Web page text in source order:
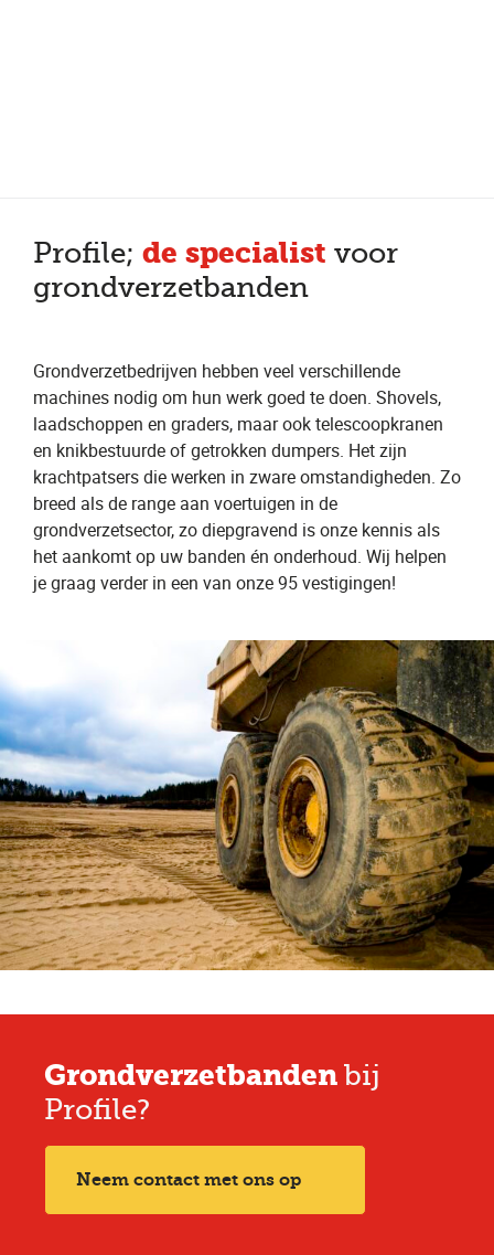
Profile; de specialist voor
grondverzetbanden
Grondverzetbedrijven hebben veel verschillende
machines nodig om hun werk goed te doen. Shovels,
laadschoppen en graders, maar ook telescoopkranen
en knikbestuurde of getrokken dumpers. Het zijn
krachtpatsers die werken in zware omstandigheden. Zo
breed als de range aan voertuigen in de
grondverzetsector, zo diepgravend is onze kennis als
het aankomt op uw banden én onderhoud. Wij helpen
je graag verder in een van onze 95 vestigingen!
Grondverzetbanden bij
Profile?
Neem contact met ons op